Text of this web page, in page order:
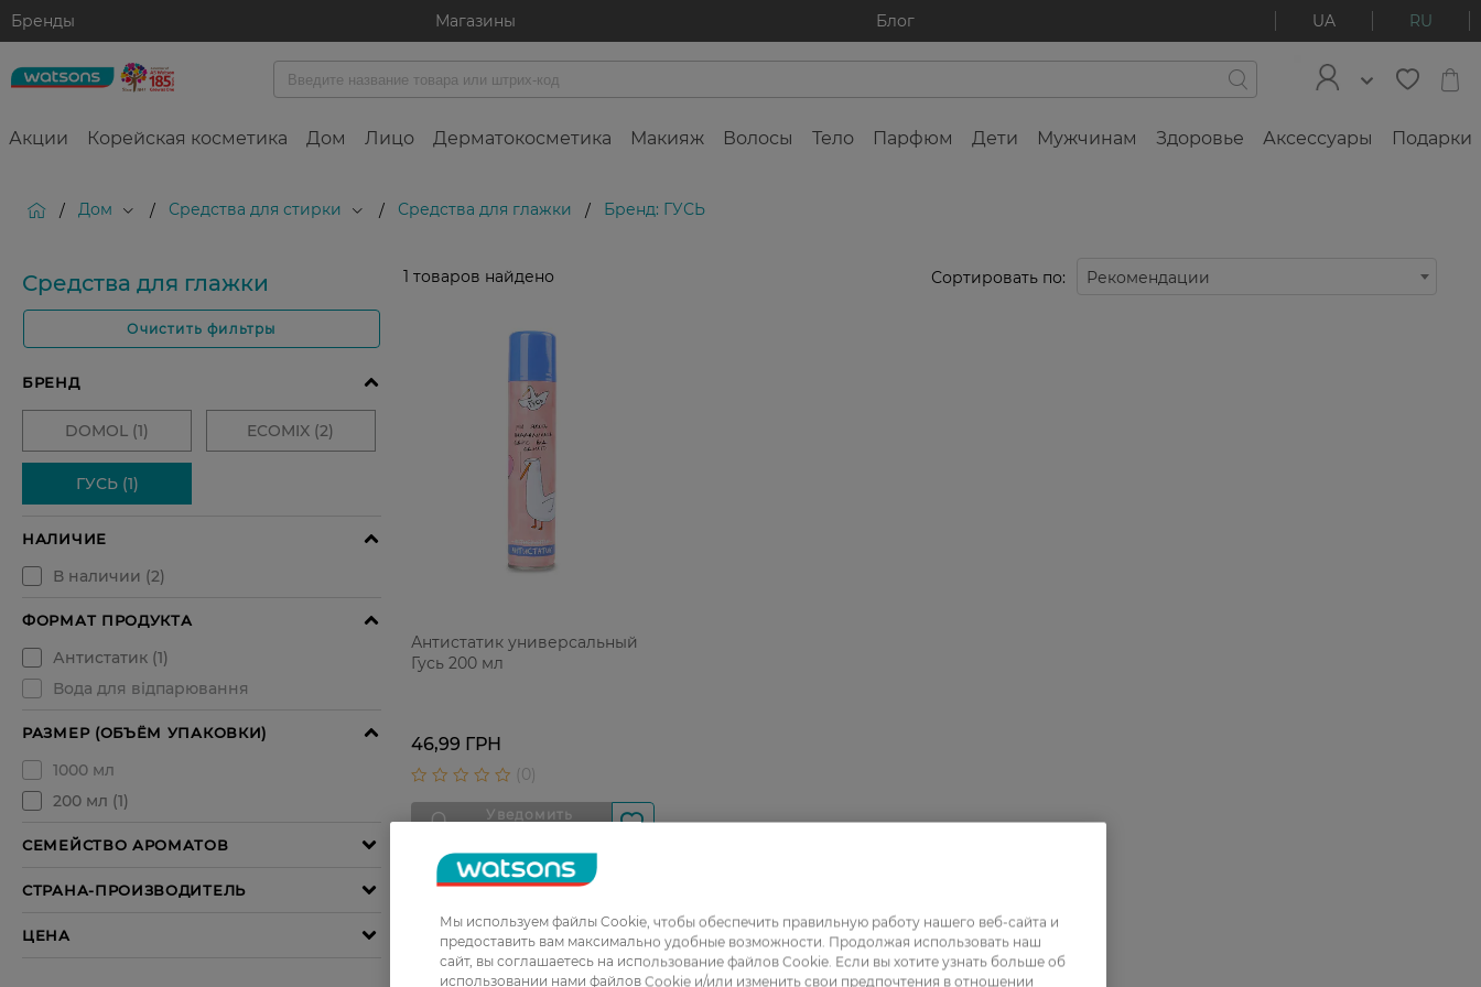
Бренды Магазины Блог UA RU
Акции Корейская косметика Дом Лицо Дерматокосметика Макияж Волосы Тело Парфюм Дети Мужчинам Здоровье Аксессуары Подарки
/ Дом / Средства для стирки / Средства для глажки / Бренд: ГУСЬ
Средства для глажки
Очистить фильтры
1 товаров найдено Сортировать по: Рекомендации
Антистатик универсальный
Гусь 200 мл
46,99 ГРН
Мы используем файлы Cookie, чтобы обеспечить правильную работу нашего веб-сайта и
предоставить вам максимально удобные возможности. Продолжая использовать наш
сайт, вы соглашаетесь на использование файлов Cookie. Если вы хотите узнать больше об
использовании нами файлов Cookie и/или изменить свои предпочтения в отношении